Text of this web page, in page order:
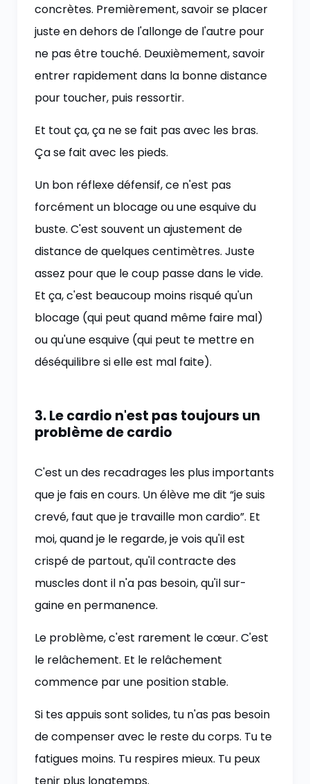
concrètes. Premièrement, savoir se placer
juste en dehors de l'allonge de l'autre pour
ne pas être touché. Deuxièmement, savoir
entrer rapidement dans la bonne distance
pour toucher, puis ressortir.
Et tout ça, ça ne se fait pas avec les bras.
Ça se fait avec les pieds.
Un bon réflexe défensif, ce n'est pas
forcément un blocage ou une esquive du
buste. C'est souvent un ajustement de
distance de quelques centimètres. Juste
assez pour que le coup passe dans le vide.
Et ça, c'est beaucoup moins risqué qu'un
blocage (qui peut quand même faire mal)
ou qu'une esquive (qui peut te mettre en
déséquilibre si elle est mal faite).
3. Le cardio n'est pas toujours un
problème de cardio
C'est un des recadrages les plus importants
que je fais en cours. Un élève me dit “je suis
crevé, faut que je travaille mon cardio”. Et
moi, quand je le regarde, je vois qu'il est
crispé de partout, qu'il contracte des
muscles dont il n'a pas besoin, qu'il sur-
gaine en permanence.
Le problème, c'est rarement le cœur. C'est
le relâchement. Et le relâchement
commence par une position stable.
Si tes appuis sont solides, tu n'as pas besoin
de compenser avec le reste du corps. Tu te
fatigues moins. Tu respires mieux. Tu peux
tenir plus longtemps.